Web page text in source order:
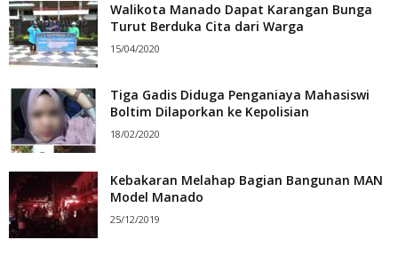
Walikota Manado Dapat Karangan Bunga
Turut Berduka Cita dari Warga
15/04/2020
Tiga Gadis Diduga Penganiaya Mahasiswi
Boltim Dilaporkan ke Kepolisian
18/02/2020
Kebakaran Melahap Bagian Bangunan MAN
Model Manado
25/12/2019